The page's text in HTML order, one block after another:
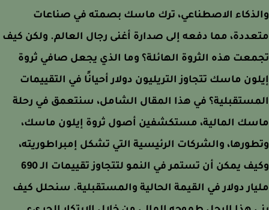
الاصطناعي، ترك ماسك بصمته في صناعات
مما دفعه إلى صدارة أغنى رجال العالم. ولكن كيف
هذه الثروة الهائلة؟ وما الذي يجعل صافي ثروة
ماسك تتجاوز التريليون دولار أحيانًا في التقييمات
في هذا المقال الشامل، سنتعمق في رحلة
المالية، مستكشفين أصول ثروة إيلون ماسك،
والشركات الرئيسية التي تشكل إمبراطوريته،
وكيف يمكن أن تستمر في النمو لتتجاوز تقييمات الـ 690
دولار في القيمة الحالية والمستقبلية. سنحلل كيف